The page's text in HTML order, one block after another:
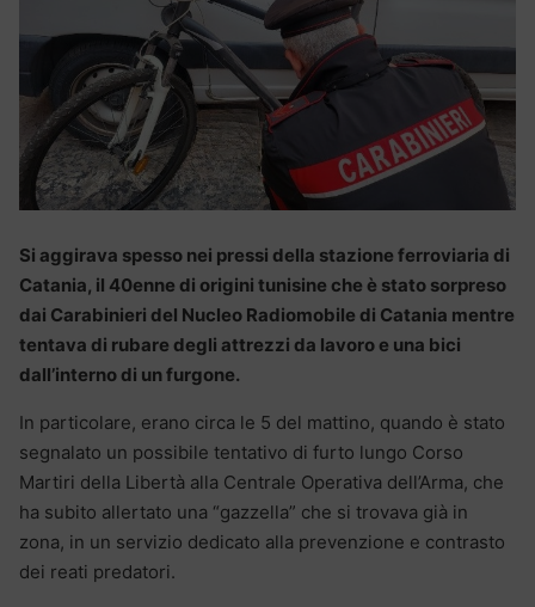
Si aggirava spesso nei pressi della stazione ferroviaria di
Catania, il 40enne di origini tunisine che è stato sorpreso
dai Carabinieri del Nucleo Radiomobile di Catania mentre
tentava di rubare degli attrezzi da lavoro e una bici
dall’interno di un furgone.
In particolare, erano circa le 5 del mattino, quando è stato
segnalato un possibile tentativo di furto lungo Corso
Martiri della Libertà alla Centrale Operativa dell’Arma, che
ha subito allertato una “gazzella” che si trovava già in
zona, in un servizio dedicato alla prevenzione e contrasto
dei reati predatori.